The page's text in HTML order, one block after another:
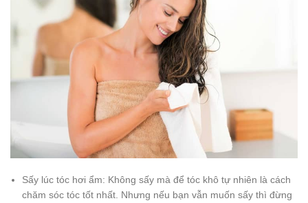
Sấy lúc tóc hơi ẩm: Không sấy mà để tóc khô tự nhiên là cách
chăm sóc tóc tốt nhất. Nhưng nếu bạn vẫn muốn sấy thì đừng